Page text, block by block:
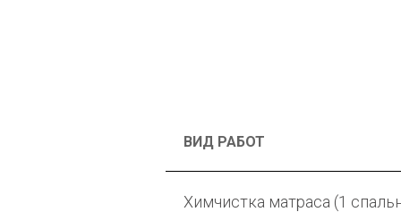
ВИД РАБОТ
Химчистка матраса (1